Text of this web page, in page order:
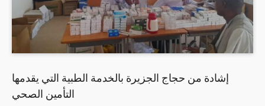
إشادة من حجاج الجزيرة بالخدمة الطبية التي يقدمها
التأمين الصحي